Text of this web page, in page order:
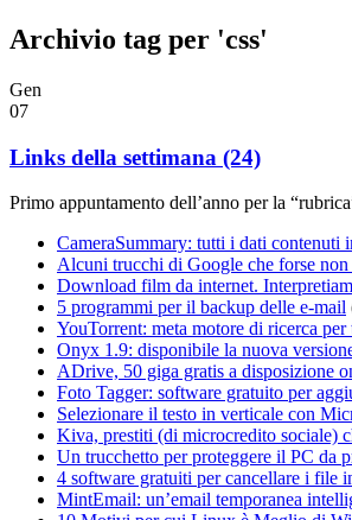
Archivio tag per 'css'
Gen
07
Links della settimana (24)
Primo appuntamento dell’anno per la
CameraSummary: tutti i dati contenuti
Alcuni trucchi di Google che forse non
Download film da internet.
5 programmi per il backup delle e-mail
YouTorrent: meta motore di ricerca per
Onyx 1.9: disponibile la nuova
ADrive, 50 giga gratis a disposizione
Foto Tagger: software gratuito per
Selezionare il testo in verticale con
Kiva, prestiti (di microcredito sociale)
Un trucchetto per proteggere il PC da
4 software gratuiti per cancellare i file
MintEmail: un’email temporanea